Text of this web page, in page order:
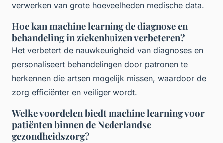
verwerken van grote hoeveelheden medische data.
Hoe kan machine learning de diagnose en
behandeling in ziekenhuizen verbeteren?
Het verbetert de nauwkeurigheid van diagnoses en
personaliseert behandelingen door patronen te
herkennen die artsen mogelijk missen, waardoor de
zorg efficiënter en veiliger wordt.
Welke voordelen biedt machine learning voor
patiënten binnen de Nederlandse
gezondheidszorg?